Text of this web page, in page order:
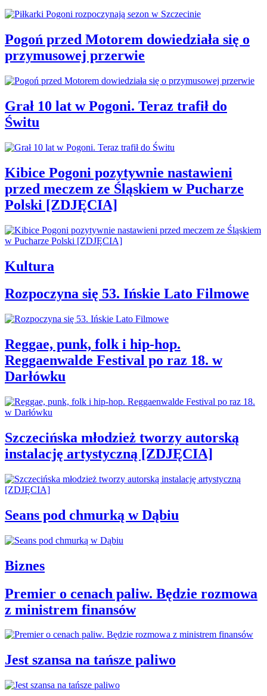
Pogoń przed Motorem dowiedziała się o
przymusowej przerwie
Grał 10 lat w Pogoni. Teraz trafił do
Świtu
Kibice Pogoni pozytywnie nastawieni
przed meczem ze Śląskiem w Pucharze
Polski [ZDJĘCIA]
Kultura
Rozpoczyna się 53. Ińskie Lato Filmowe
Reggae, punk, folk i hip-hop.
Reggaenwalde Festival po raz 18. w
Darłówku
Szczecińska młodzież tworzy autorską
instalację artystyczną [ZDJĘCIA]
Seans pod chmurką w Dąbiu
Biznes
Premier o cenach paliw. Będzie rozmowa
z ministrem finansów
Jest szansa na tańsze paliwo